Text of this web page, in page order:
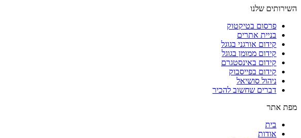
השירותים שלנו
פרסום בטיקטוק
בניית אתרים
קידום אורגני בגוגל
קידום ממומן בגוגל
קידום באינסטגרם
קידום בפייסבוק
ניהול סושיאל
דברים שחשוב להכיר
מפת אתר
בית
אודות